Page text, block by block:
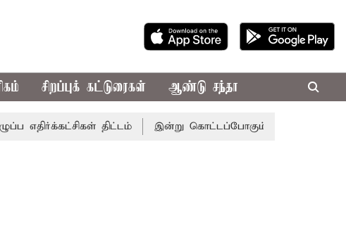
சிறப்புக் கட்டுரைகள் ஆண்டு சந்தா
திட்டம் இன்று கொட்டப்போகும் கனமழை.. எந்தெந்த